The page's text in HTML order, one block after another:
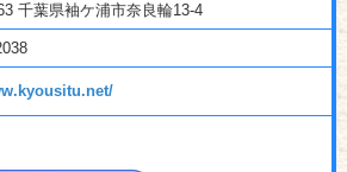
千葉県袖ケ浦市奈良輪13-4